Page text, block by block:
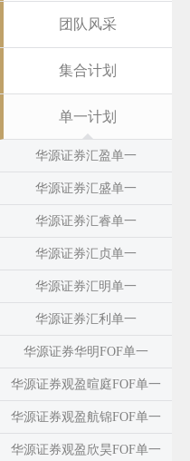
团队风采
集合计划
单一计划
华源证券汇盈单一
华源证券汇盛单一
华源证券汇睿单一
华源证券汇贞单一
华源证券汇明单一
华源证券汇利单一
华源证券华明FOF单一
华源证券观盈暄庭FOF单一
华源证券观盈航锦FOF单一
华源证券观盈欣昊FOF单一